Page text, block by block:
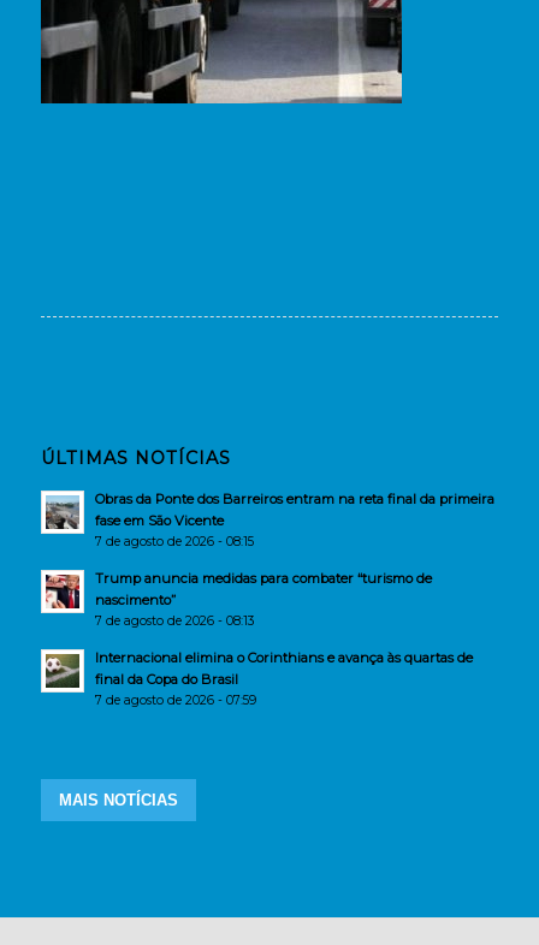
ÚLTIMAS NOTÍCIAS
Obras da Ponte dos Barreiros entram na reta final da primeira
fase em São Vicente
7 de agosto de 2026 - 08:15
Trump anuncia medidas para combater “turismo de
nascimento”
7 de agosto de 2026 - 08:13
Internacional elimina o Corinthians e avança às quartas de
final da Copa do Brasil
7 de agosto de 2026 - 07:59
MAIS NOTÍCIAS